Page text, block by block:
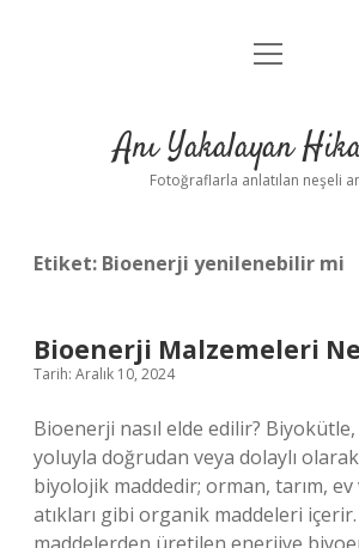
Anasayfa
Yasal Uyarı
menüyü
Anı Yakalayan
Fotoğraflarla anlatılan neşeli
Etiket: Bioenerji yenilenebilir mi
Bioenerji Malzemeleri
Tarih: Aralık 10, 2024
Bioenerji nasıl elde edilir?
yoluyla doğrudan veya dolaylı
biyolojik maddedir; orman, tarım, ev
atıkları gibi organik maddeleri